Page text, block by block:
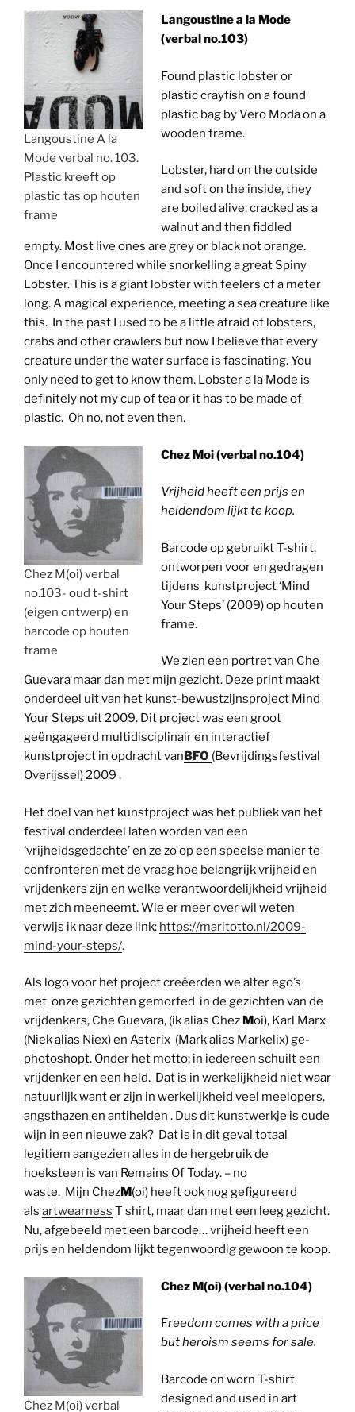
Langoustine A la
Mode verbal no. 103.
Plastic kreeft op
plastic tas op houten
frame
Langoustine a la Mode
(verbal no.103)
Found plastic lobster or
plastic crayfish on a found
plastic bag by Vero Moda on a
wooden frame.
Lobster, hard on the outside
and soft on the inside, they
are boiled alive, cracked as a
walnut and then fiddled
empty. Most live ones are grey or black not orange.
Once I encountered while snorkelling a great Spiny
Lobster. This is a giant lobster with feelers of a meter
long. A magical experience, meeting a sea creature like
this. In the past I used to be a little afraid of lobsters,
crabs and other crawlers but now I believe that every
creature under the water surface is fascinating. You
only need to get to know them. Lobster a la Mode is
definitely not my cup of tea or it has to be made of
plastic. Oh no, not even then.
Chez M(oi) verbal
no.103- oud t-shirt
(eigen ontwerp) en
barcode op houten
frame
Chez Moi (verbal no.104)
Vrijheid heeft een prijs en
heldendom lijkt te koop.
Barcode op gebruikt T-shirt,
ontworpen voor en gedragen
tijdens kunstproject ‘Mind
Your Steps’ (2009) op houten
frame.
We zien een portret van Che
Guevara maar dan met mijn gezicht. Deze print maakt
onderdeel uit van het kunst-bewustzijnsproject Mind
Your Steps uit 2009. Dit project was een groot
geëngageerd multidisciplinair en interactief
kunstproject in opdracht vanBFO (Bevrijdingsfestival
Overijssel) 2009 .
Het doel van het kunstproject was het publiek van het
festival onderdeel laten worden van een
‘vrijheidsgedachte’ en ze zo op een speelse manier te
confronteren met de vraag hoe belangrijk vrijheid en
vrijdenkers zijn en welke verantwoordelijkheid vrijheid
met zich meeneemt. Wie er meer over wil weten
verwijs ik naar deze link: https://maritotto.nl/2009-
mind-your-steps/.
Als logo voor het project creëerden we alter ego’s
met onze gezichten gemorfed in de gezichten van de
vrijdenkers, Che Guevara, (ik alias Chez Moi), Karl Marx
(Niek alias Niex) en Asterix (Mark alias Markelix) ge-
photoshopt. Onder het motto; in iedereen schuilt een
vrijdenker en een held. Dat is in werkelijkheid niet waar
natuurlijk want er zijn in werkelijkheid veel meelopers,
angsthazen en antihelden . Dus dit kunstwerkje is oude
wijn in een nieuwe zak? Dat is in dit geval totaal
legitiem aangezien alles in de hergebruik de
hoeksteen is van Remains Of Today. – no
waste. Mijn ChezM(oi) heeft ook nog gefigureerd
als artwearness T shirt, maar dan met een leeg gezicht.
Nu, afgebeeld met een barcode… vrijheid heeft een
prijs en heldendom lijkt tegenwoordig gewoon te koop.
Chez M(oi) verbal
Chez M(oi) (verbal no.104)
Freedom comes with a price
but heroism seems for sale.
Barcode on worn T-shirt
designed and used in art